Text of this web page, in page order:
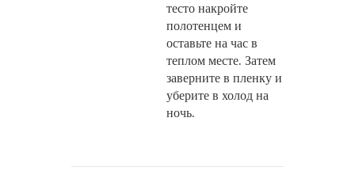
тесто накройте
полотенцем и
оставьте на час в
теплом месте. Затем
заверните в пленку и
уберите в холод на
ночь.